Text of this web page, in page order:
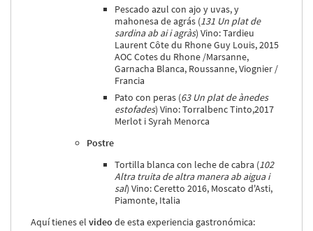
Pescado azul con ajo y uvas, y
mahonesa de agrás (131 Un plat de
sardina ab ai i agràs) Vino: Tardieu
Laurent Côte du Rhone Guy Louis, 2015
AOC Cotes du Rhone /Marsanne,
Garnacha Blanca, Roussanne, Viognier /
Francia
Pato con peras (63 Un plat de ànedes
estofades) Vino: Torralbenc Tinto,2017
Merlot i Syrah Menorca
Postre
Tortilla blanca con leche de cabra (102
Altra truita de altra manera ab aigua i
sal) Vino: Ceretto 2016, Moscato d'Asti,
Piamonte, Italia
Aquí tienes elvideo de esta experiencia gastronómica: